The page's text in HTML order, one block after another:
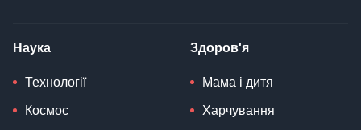
Наука
Технології
Космос
Здоров'я
Мама і дитя
Харчування